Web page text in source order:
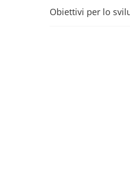
Obiettivi per lo